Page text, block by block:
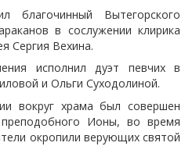
благочинный Вытегорского
в сослужении клирика
Сергия Вехина.
исполнил дуэт певчих в
и Ольги Суходолиной.
вокруг храма был совершен
Ионы, во время
окропили верующих святой